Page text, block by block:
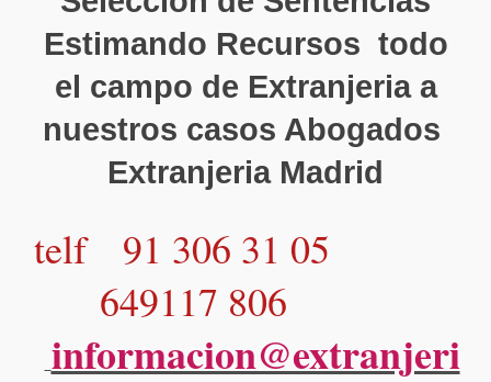
Estimando Recursos todo
el campo de Extranjeria a
nuestros casos Abogados
Extranjeria Madrid
telf 91 306 31 05
649117 806
informacion@extranjeri